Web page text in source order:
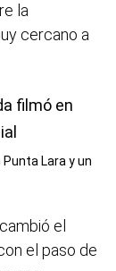
la
cercano a
Lara y un
el
el paso de